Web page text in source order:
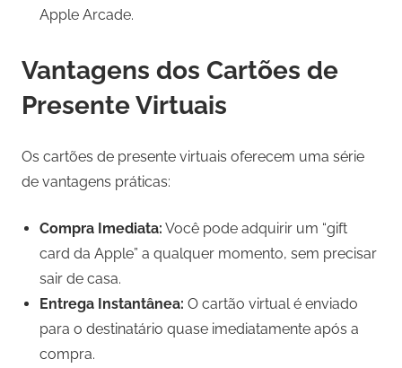
Apple Arcade.
Vantagens dos Cartões de
Presente Virtuais
Os cartões de presente virtuais oferecem uma série
de vantagens práticas:
Compra Imediata: Você pode adquirir um “gift
card da Apple” a qualquer momento, sem precisar
sair de casa.
Entrega Instantânea: O cartão virtual é enviado
para o destinatário quase imediatamente após a
compra.